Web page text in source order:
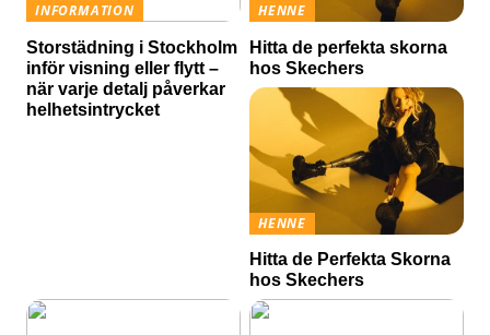
INFORMATION
Storstädning i Stockholm
inför visning eller flytt –
när varje detalj påverkar
helhetsintrycket
HENNE
Hitta de perfekta skorna
hos Skechers
HENNE
Hitta de Perfekta Skorna
hos Skechers